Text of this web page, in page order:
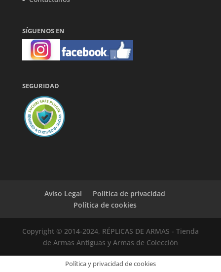
SÍGUENOS EN
SEGURIDAD
Aviso Legal
Política de privacidad
Política de cookies
Copyright © 2014-2024, RÉPLICAS DE ARMAS - Tienda
de Armas Antiguas y Armas de Colección
Política y privacidad de cookies